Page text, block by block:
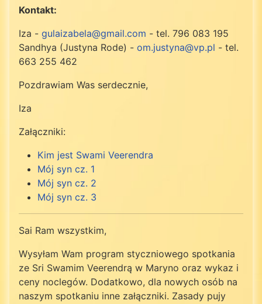
Kontakt:
Iza - gulaizabela@gmail.com - tel. 796 083 195
Sandhya (Justyna Rode) - om.justyna@vp.pl - tel.
663 255 462
Pozdrawiam Was serdecznie,
Iza
Załączniki:
Kim jest Swami Veerendra
Mój syn cz. 1
Mój syn cz. 2
Mój syn cz. 3
Sai Ram wszystkim,
Wysyłam Wam program styczniowego spotkania
ze Sri Swamim Veerendrą w Maryno oraz wykaz i
ceny noclegów. Dodatkowo, dla nowych osób na
naszym spotkaniu inne załączniki. Zasady pujy